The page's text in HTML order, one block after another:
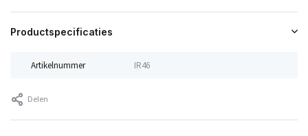
Productspecificaties
Artikelnummer IR46
Delen